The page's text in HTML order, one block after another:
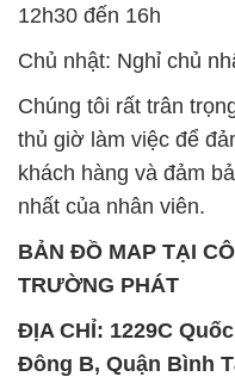
12h30 đến 16h
Chủ nhật: Nghỉ chủ
Chúng tôi rất trân
thủ giờ làm việc để
khách hàng và đảm
nhất của nhân viên.
BẢN ĐỒ MAP TẠI
TRƯỜNG PHÁT
ĐỊA CHỈ: 1229C
Đông B, Quận Bình